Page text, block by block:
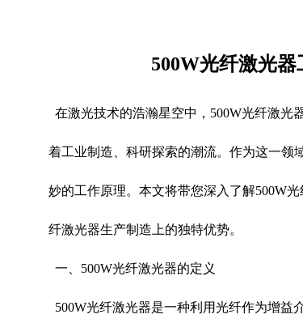
500W光纤激光器
在激光技术的浩瀚星空中， 500W光纤激光
着工业制造、科研探索的潮流。作为这一领
妙的工作原理。本文将带您深入了解500W光
纤激光器生产制造上的独特优势。
一、 500W光纤激光器的定义
500W光纤激光器是一种利用光纤作为增益